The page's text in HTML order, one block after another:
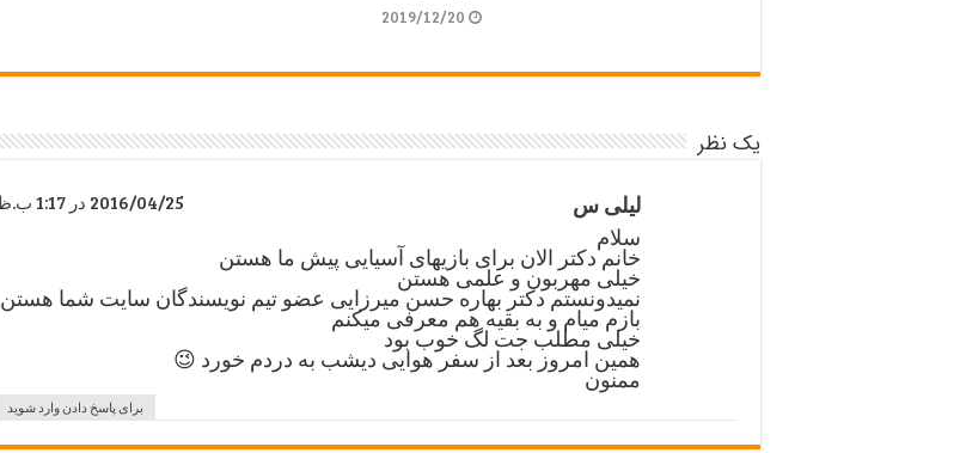
2019/12/20
یک نظر
لیلی س 2016/04/25 در 1:17 ب.ظ
سلام
خانم دکتر الان برای بازیهای آسیایی پیش ما هستن
خیلی مهربون و علمی هستن
نمیدونستم دکتر بهاره حسن میرزایی عضو تیم نویسندگان سایت شما هستن
بازم میام و به بقیه هم معرفی میکنم
خیلی مطلب جت لگ خوب بود
همین امروز بعد از سفر هوایی دیشب به دردم خورد 😉
ممنون
برای پاسخ دادن وارد شوید